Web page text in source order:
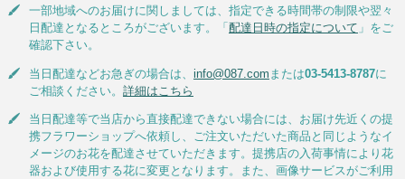
一部地域へのお届けに関しましては、指定できる時間帯の制限や翌々
日配達となるところがございます。「 配達日時の指定について 」をご
確認下さい。
当日配達などお急ぎの場合は、 info@087.com または03-5413-8787に
ご相談ください。 詳細はこちら
当日配達等で当店から直接配達できない場合には、お届け先近くの提
携フラワーショップへ依頼し、ご注文いただいた商品と同じようなイ
メージのお花を配達させていただきます。提携店の入荷事情により花
器および使用する花に変更となります。また、画像サービスがご利用